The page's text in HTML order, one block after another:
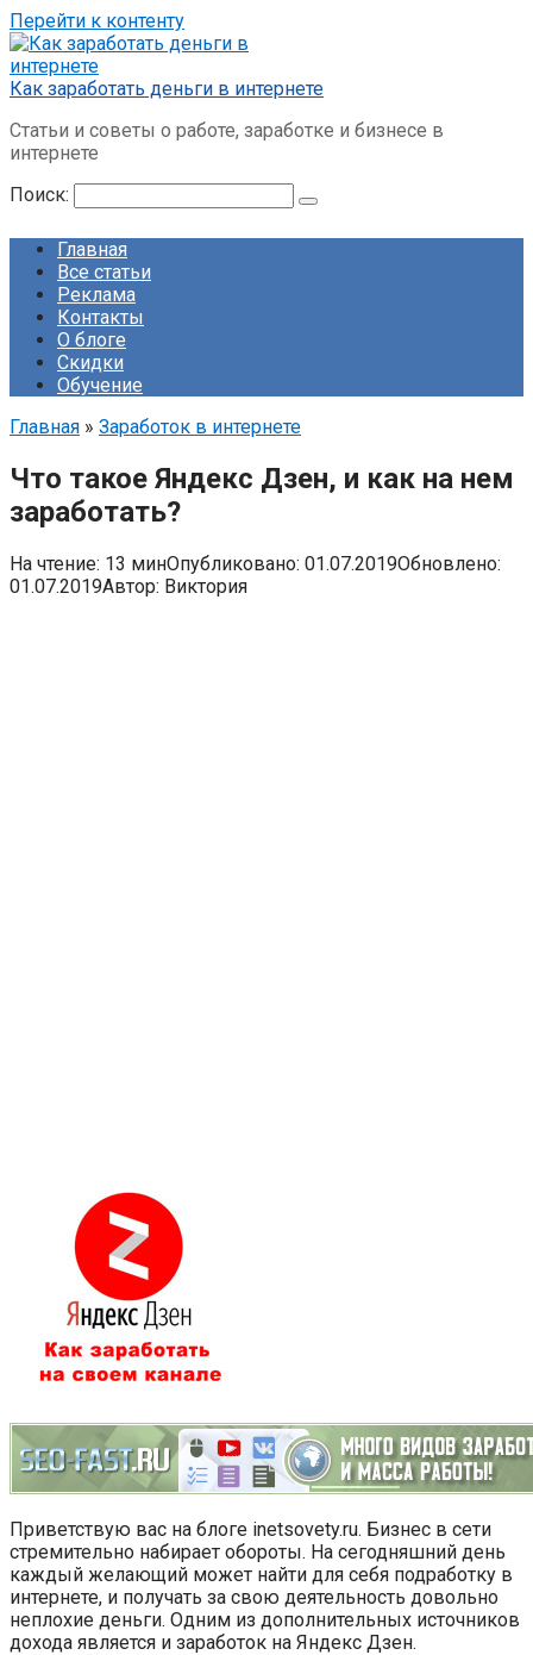
Перейти к контенту
Как заработать деньги в интернете
Статьи и советы о работе, заработке и бизнесе в
интернете
Поиск:
Главная
Все статьи
Реклама
Контакты
О блоге
Скидки
Обучение
Главная » Заработок в интернете
Что такое Яндекс Дзен, и как на нем
заработать?
На чтение: 13 минОпубликовано: 01.07.2019Обновлено:
01.07.2019Автор: Виктория
Приветствую вас на блоге inetsovety.ru. Бизнес в сети
стремительно набирает обороты. На сегодняшний день
каждый желающий может найти для себя подработку в
интернете, и получать за свою деятельность довольно
неплохие деньги. Одним из дополнительных источников
дохода является и заработок на Яндекс Дзен.